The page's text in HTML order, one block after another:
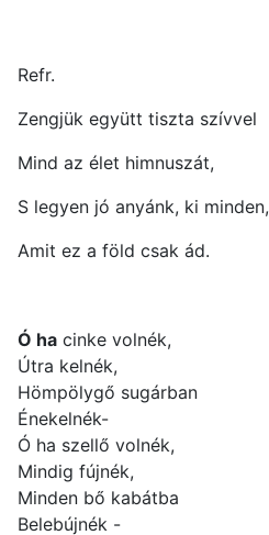
Refr.
Zengjük együtt tiszta szívvel
Mind az élet himnuszát,
S legyen jó anyánk, ki minden,
Amit ez a föld csak ád.
Ó ha cinke volnék,
Útra kelnék,
Hömpölygő sugárban
Énekelnék-
Ó ha szellő volnék,
Mindig fújnék,
Minden bő kabátba
Belebújnék -